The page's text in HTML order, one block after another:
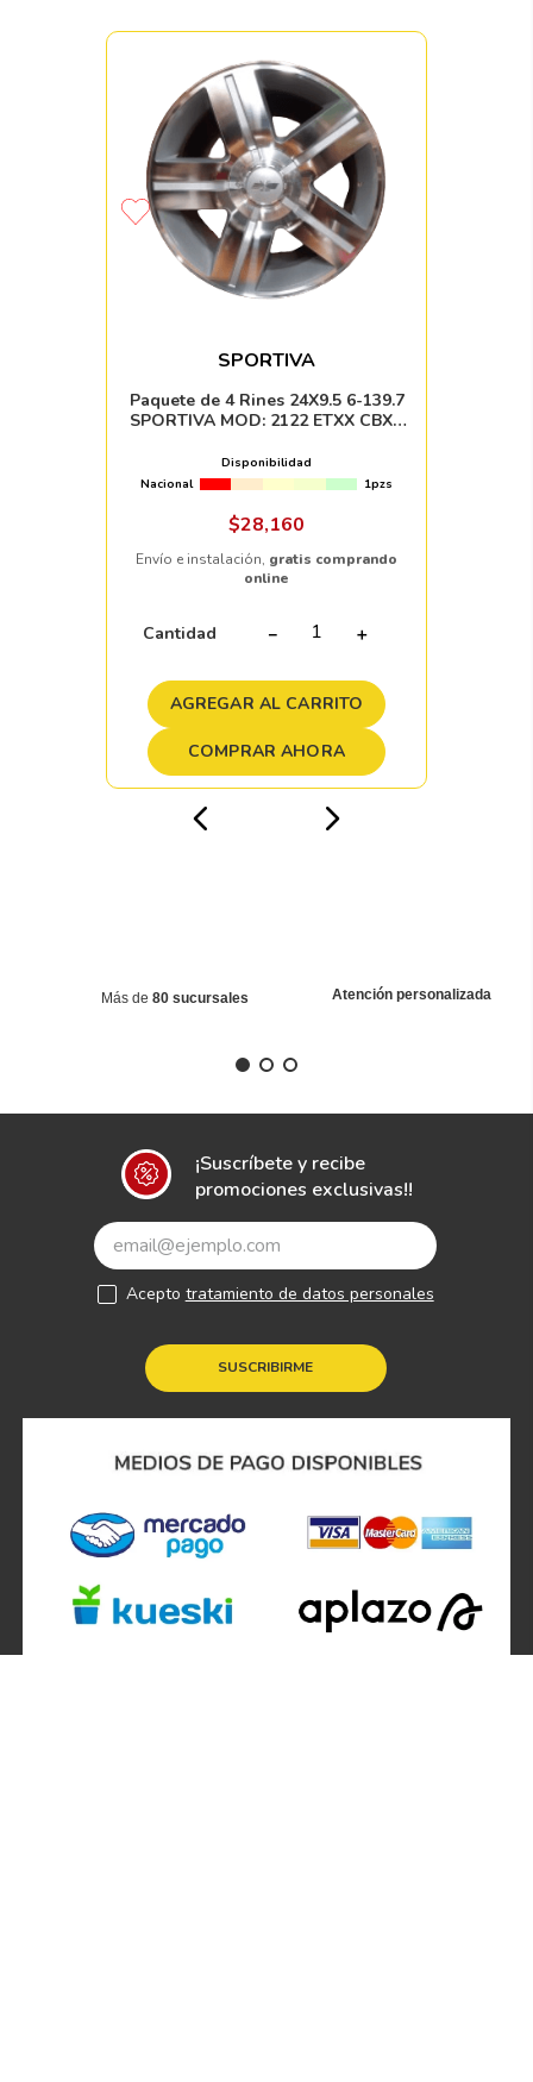
SPORTIVA
Paquete de 4 Rines 24X9.5 6-139.7
SPORTIVA MOD: 2122 ETXX CBXX
Disponibilidad
Nacional
1pzs
$28,160
Envío e instalación, gratis comprando
online
Cantidad ＋
－
AGREGAR AL CARRITO
COMPRAR AHORA
Más de 80 sucursales Atención personalizada
¡Suscríbete y recibe
promociones exclusivas!!
SUSCRIBIRME
Acepto tratamiento de datos personales